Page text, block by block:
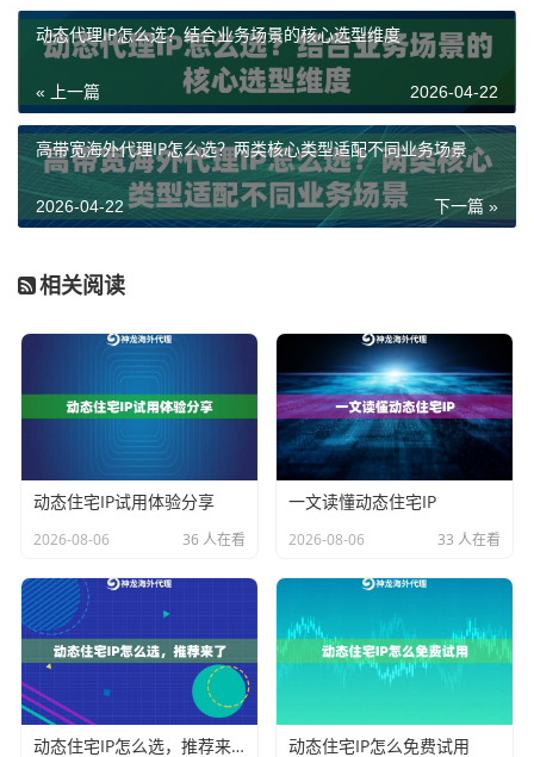
地访问目标网站，收集产品信息、价格数据、公开资料
等。这时候，对单个IP的“质量”和长期稳定性要求不是最
高，但需要IP池足够庞大，能让你不断更换IP地址，避免
因访问频率过高而被目标网站限制或封禁。成本控制也
很关键。
匹配建议：优先考虑数据中心IP代理或高性价比的动态I
速度快，非常适合需要无限提取代理IP数量、进行广泛
数据采集的场景。比如，使用神龙海外动态IP的标准
池，就能以经济的成本，高效完成对全球多个区域市场
的数据抓取工作。
场景二：电子商务与SEO优化
国家、甚至目标城市的真实用户，获取当地最真实的网
络数据。IP的纯净度（是否被相关平台标记过）和地理
位置准确性至关重要。
匹配建议： 选择能提供精准地理位置定位
或高质量动态IP。这类国外住宅IP由真实的家庭宽带网络
动态代理IP怎么选？结合业务场景的核心选型维度
« 上一篇 2026-04-22
高带宽海外代理IP怎么选？两类核心类型适配不同业务场景
下一篇 »
2026-04-22
相关阅读
动态住宅IP试用体验分享
2026-08-06 36 人在看
一文读懂动态住宅IP
2026-08-06 33 人在看
动态住宅IP怎么选，推荐来了 动态住宅IP怎么免费试用